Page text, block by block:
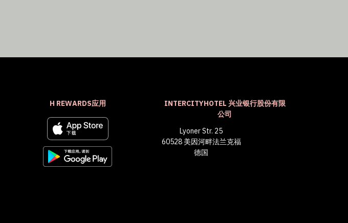
H REWARDS应用
INTERCITYHOTEL 兴业银行股份有限
公司
Lyoner Str. 25
60528 美因河畔法兰克福
德国